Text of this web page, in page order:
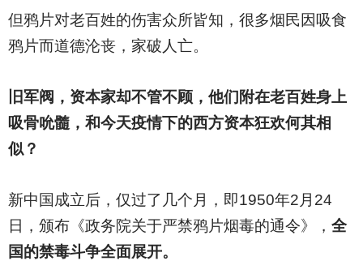
但鸦片对老百姓的伤害众所皆知，很多烟民因吸食
鸦片而道德沦丧，家破人亡。
旧军阀，资本家却不管不顾，他们附在老百姓身上
吸骨吮髓，和今天疫情下的西方资本狂欢何其相
似？
新中国成立后，仅过了几个月，即1950年2月24
日，颁布《政务院关于严禁鸦片烟毒的通令》， 全
国的禁毒斗争全面展开。